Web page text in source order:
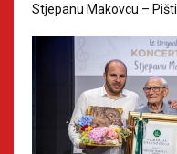
Stjepanu Makovcu – Pišti